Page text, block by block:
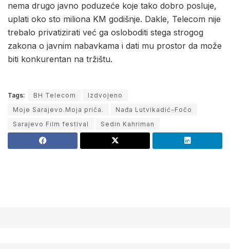
nema drugo javno poduzeće koje tako dobro posluje,
uplati oko sto miliona KM godišnje. Dakle, Telecom nije
trebalo privatizirati već ga osloboditi stega strogog
zakona o javnim nabavkama i dati mu prostor da može
biti konkurentan na tržištu.
Tags: BH Telecom
Izdvojeno
Moje Sarajevo.Moja priča.
Nađa Lutvikadić-Fočo
Sarajevo Film festival
Sedin Kahriman